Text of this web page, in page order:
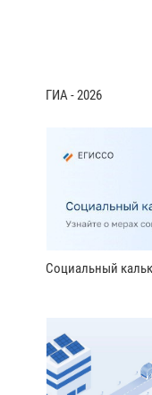
ГИА - 2026
Социальный